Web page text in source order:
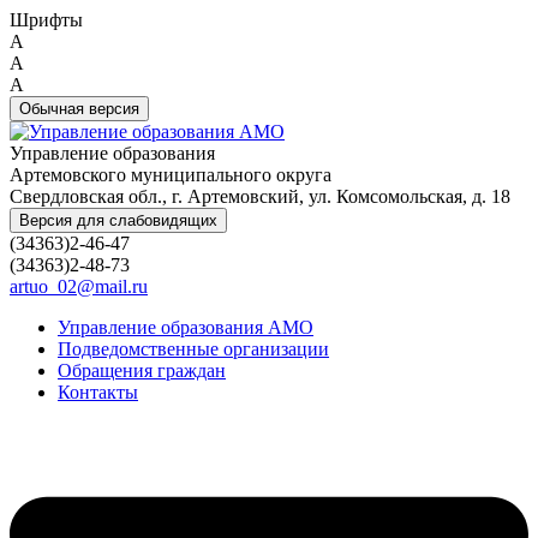
Шрифты
A
A
A
Обычная версия
Управление образования
Артемовского муниципального округа
Свердловская обл., г. Артемовский, ул. Комсомольская, д. 18
Версия для слабовидящих
(34363)2-46-47
(34363)2-48-73
artuo_02@mail.ru
Управление образования АМО
Подведомственные организации
Обращения граждан
Контакты